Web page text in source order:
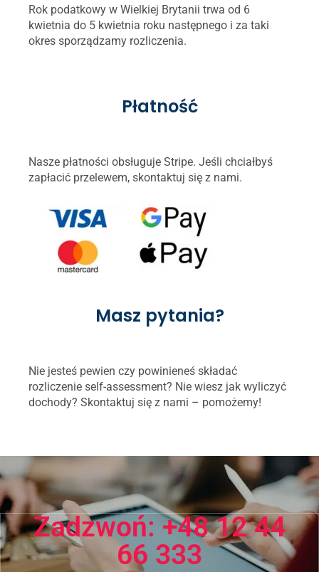
Rok podatkowy w Wielkiej Brytanii trwa od 6
kwietnia do 5 kwietnia roku następnego i za taki
okres sporządzamy rozliczenia.
Płatność
Nasze płatności obsługuje Stripe. Jeśli chciałbyś
zapłacić przelewem, skontaktuj się z nami.
Masz pytania?
Nie jesteś pewien czy powinieneś składać
rozliczenie self-assessment? Nie wiesz jak wyliczyć
dochody? Skontaktuj się z nami – pomożemy!
Zadzwoń: +48 12 44
66 333